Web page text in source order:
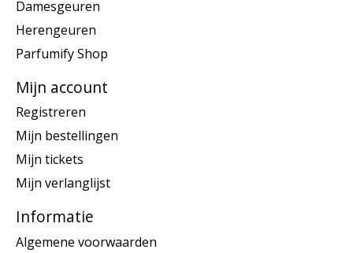
Damesgeuren
Herengeuren
Parfumify Shop
Mijn account
Registreren
Mijn bestellingen
Mijn tickets
Mijn verlanglijst
Informatie
Algemene voorwaarden